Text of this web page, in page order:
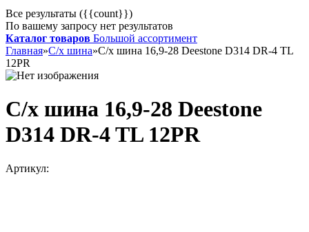
Все результаты ({{count}})
По вашему запросу нет результатов
Каталог товаров Большой ассортимент
Главная»С/х шина»С/х шина 16,9-28 Deestone D314 DR-4 TL
12PR
С/х шина 16,9-28 Deestone
D314 DR-4 TL 12PR
Артикул: